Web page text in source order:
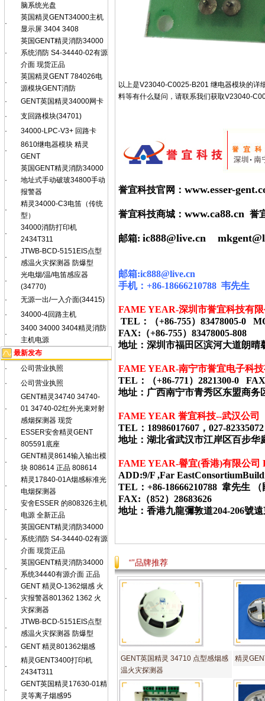
脑系统光盘
·
英国精灵GENT34000主机
显示屏 3404 3408
·
英国GENT精灵消防34000
系统消防 S4-34440-02有源
介面 现货正品
·
英国精灵GENT 784026电
源模块GENT消防
·
GENT英国精灵34000网卡
·
支回路模块(34701)
·
34000-LPC-V3+ 回路卡
·
8610继电器模块 精灵
GENT
·
英国GENT精灵消防34000
地址式手动破玻34800手动
报警器
·
精灵34000-C3电笛（传统
型）
·
34000消防打印机
2434T311
·
JTWB-BCD-5151EIS点型
感温火灾探测器 防爆型
·
光电烟/温/电笛感应器
(34770)
·
无源一出/一入介面(34415)
·
34000-4回路主机
·
3400 34000 3404精灵消防
主机电源
最新发布
·
公司营业执照
·
公司营业执照
·
GENT精灵34740 34740-
01 34740-02红外光束对射
感烟探测器 现货
·
ESSER安舍精灵GENT
805591底座
·
GENT精灵8614输入输出模
块 808614 正品 808614
·
精灵17840-01A烟感标准光
电烟探测器
·
安舍ESSER 的808326主机
电源 全新正品
·
英国GENT精灵消防34000
系统消防 S4-34440-02有源
介面 现货正品
·
英国GENT精灵消防34000
系统34440有源介面 正品
·
GENT 精灵O-1362烟感 火
灾报警器801362 1362 火
灾探测器
·
JTWB-BCD-5151EIS点型
感温火灾探测器 防爆型
·
GENT 精灵801362烟感
·
精灵GENT3400打印机
2434T311
·
GENT英国精灵17630-01精
灵等离子烟感95
以上是V23040-C0025-B201 继电器模块的详
料等有什么疑问，请联系我们获取V23040-
誉宜科技官网： www.esser-
誉宜科技商城： www.ca88.cn 誉
邮箱: ic888@live.cn
邮箱:ic888@live.cn
手机： +86-18666210788 韦先生
FAME YEAR-深圳市誉宜科技有
TEL ：（+86-755） 83478005-0
FAX: （+86-755） 83478005-808
地址：深圳市福田区滨河大道朗晴
FAME YEAR-南宁市誉宜电子科
TEL ：（+86-771 ） 2821300-0
地址：广西南宁市青秀区东盟商务
FAME YEAR 誉宜科技--武汉公司
TEL：18986017607，027-82335072
地址：湖北省武汉市江岸区百步华
FAME YEAR-譽宜(香港)有限公司
ADD:9/F ,Far
TEL：+86-18666210788 韋先生
FAX:（852）28683626
地址：香港九龍彌敦道204-206號
“”品牌推荐
GENT英国精灵 34710 点型感烟感
温火灾探测器
精灵